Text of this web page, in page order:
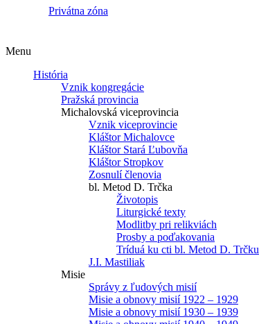
Privátna zóna
Menu
História
Vznik kongregácie
Pražská provincia
Michalovská viceprovincia
Vznik viceprovincie
Kláštor Michalovce
Kláštor Stará Ľubovňa
Kláštor Stropkov
Zosnulí členovia
bl. Metod D. Trčka
Životopis
Liturgické texty
Modlitby pri relikviách
Prosby a poďakovania
Tríduá ku cti bl. Metod D. Trčku
J.I. Mastiliak
Misie
Správy z ľudových misií
Misie a obnovy misií 1922 – 1929
Misie a obnovy misií 1930 – 1939